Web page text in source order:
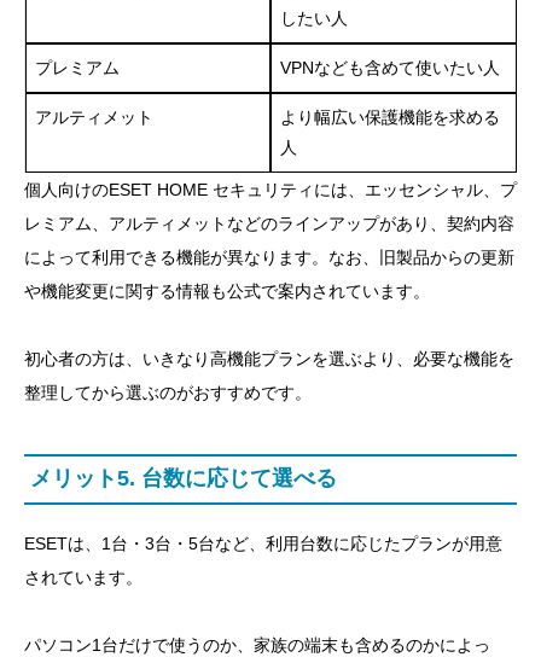
したい人
プレミアム VPNなども含めて使いたい人
アルティメット
より幅広い保護機能を求める
人
個人向けのESET HOME セキュリティには、エッセンシャル、プ
レミアム、アルティメットなどのラインアップがあり、契約内容
によって利用できる機能が異なります。なお、旧製品からの更新
や機能変更に関する情報も公式で案内されています。
初心者の方は、いきなり高機能プランを選ぶより、必要な機能を
整理してから選ぶのがおすすめです。
メリット5. 台数に応じて選べる
ESETは、1台・3台・5台など、利用台数に応じたプランが用意
されています。
パソコン1台だけで使うのか、家族の端末も含めるのかによっ